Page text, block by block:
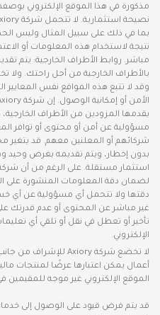
مذكورة في هذا الموقع الإلكتروني
بما في ذلك على سبيل المثال وليس
نتيجة لاستخدام هذه المعلومات أو
مباشر. روابط الأطراف الخارجية: يتم
بالأطراف الخارجية من أجل راحتك. ولا
وقد لا تتبع هذه المواقع نفس المعايير
مسؤولية عن أمن أو محتوى أو توافر
شركائهم أو المعلنين معهم. قد يتغير
بدون إخطار، ويتم تقديمه بغرض وحيد
لضمان دقة المعلومات المنشورة على
دقتها ولا تتحمل أي مسؤولية عن أي
غير مباشر عن المحتوى أو عدم قدرتك
تأخير أو تعطل في نقل أو تلقي أي
الإلكتروني.
أعمال يمكن اعتبارها عرضًا لمنتجات
الموقع الإلكتروني غير موجه للمقيمين في
قد يتم فرض قيود على الوصول إلى